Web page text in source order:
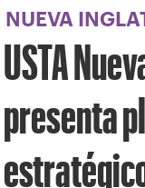
NUEVA
USTA
presenta